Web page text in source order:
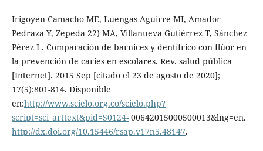
Irigoyen Camacho ME, Luengas Aguirre MI, Amador
Pedraza Y, Zepeda 22) MA, Villanueva Gutiérrez T, Sánchez
Pérez L. Comparación de barnices y dentífrico con flúor en
la prevención de caries en escolares. Rev. salud pública
[Internet]. 2015 Sep [citado el 23 de agosto de 2020];
17(5):801-814. Disponible
en:http://www.scielo.org.co/scielo.php?
script=sci_arttext&pid=S0124-00642015000500013&lng=en.
http://dx.doi.org/10.15446/rsap.v17n5.48147.